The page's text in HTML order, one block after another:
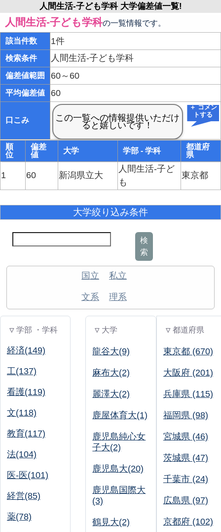
人間生活-子ども学科 大学偏差値一覧!
人間生活-子ども学科の一覧情報です。
該当件数 1件
検索条件 人間生活-子ども学科
偏差値範囲 60～60
平均偏差値 60
口こみ
＋ コメン
トする
順
位
偏差
値
大学 学部 - 学科
都道府
県
1 60 新潟県立大
人間生活-子ど
も
東京都
大学絞り込み条件
検
索
国立 私立
文系 理系
▽ 学部 ・学科
経済(149)
工(137)
看護(119)
文(118)
教育(117)
法(104)
医-医(101)
経営(85)
薬(78)
▽ 大学
龍谷大(9)
麻布大(2)
麗澤大(2)
鹿屋体育大(1)
鹿児島純心女
子大(2)
鹿児島大(20)
鹿児島国際大
(3)
鶴見大(2)
▽ 都道府県
東京都 (670)
大阪府 (201)
兵庫県 (115)
福岡県 (98)
宮城県 (46)
茨城県 (47)
千葉市 (24)
広島県 (97)
京都府 (102)